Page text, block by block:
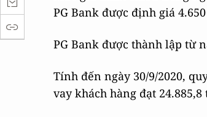
PG Bank được định giá
PG Bank được thành lập từ
Tính đến ngày 30/9/2020,
vay khách hàng đạt